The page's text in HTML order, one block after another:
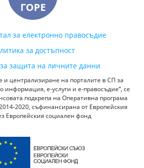
ГОРЕ
за електронно правосъдие
за достъпност
защита на личните данни
и централизиране на порталите в СП за
информация, е-услуги и е-правосъдие“, се
подкрепа на Оперативна програма
2020, съфинансирана от Европейския
Европейския социален фонд